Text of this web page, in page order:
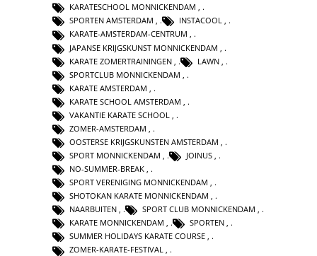
KARATESCHOOL MONNICKENDAM ,
SPORTEN AMSTERDAM , INSTACOOL ,
KARATE-AMSTERDAM-CENTRUM ,
JAPANSE KRIJGSKUNST MONNICKENDAM
KARATE ZOMERTRAININGEN
LAWN
SPORTCLUB MONNICKENDAM
KARATE AMSTERDAM
KARATE SCHOOL AMSTERDAM
VAKANTIE KARATE SCHOOL
ZOMER-AMSTERDAM
OOSTERSE KRIJGSKUNSTEN AMSTERDAM
SPORT MONNICKENDAM , JOINUS ,
NO-SUMMER-BREAK ,
SPORT VERENIGING MONNICKENDAM ,
SHOTOKAN KARATE MONNICKENDAM ,
NAARBUITEN , SPORT CLUB MONNICKENDAM ,
KARATE MONNICKENDAM , SPORTEN ,
SUMMER HOLIDAYS KARATE COURSE ,
ZOMER-KARATE-FESTIVAL ,